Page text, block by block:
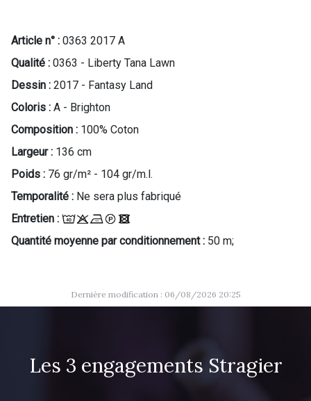
Article n° : 0363 2017 A
Qualité : 0363 - Liberty Tana Lawn
Dessin : 2017 - Fantasy Land
Coloris : A - Brighton
Composition : 100% Coton
Largeur : 136 cm
Poids : 76 gr/m² - 104 gr/m.l.
Temporalité : Ne sera plus fabriqué
Entretien :
Quantité moyenne par conditionnement : 50 m;
Dernière modification : 06/08/2026 20:25
Les 3 engagements Stragier